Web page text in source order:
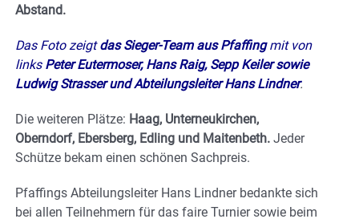
Abstand.
Das Foto zeigtdas Sieger-Team aus Pfaffingmit von
linksPeter Eutermoser, Hans Raig, Sepp Keiler sowie
Ludwig Strasser und Abteilungsleiter Hans Lindner.
Die weiteren Plätze: Haag, Unterneukirchen,
Oberndorf, Ebersberg, Edling und Maitenbeth. Jeder
Schütze bekam einen schönen Sachpreis.
Pfaffings Abteilungsleiter Hans Lindner bedankte sich
bei allen Teilnehmern für das faire Turnier sowie beim